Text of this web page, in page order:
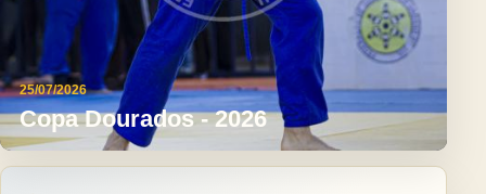
25/07/2026
Copa Dourados - 2026